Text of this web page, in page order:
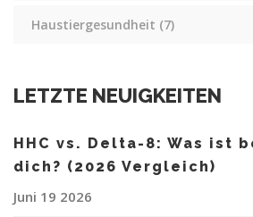
Haustiergesundheit (7)
LETZTE NEUIGKEITEN
HHC vs. Delta-8: Was ist
dich? (2026 Vergleich)
Juni 19 2026